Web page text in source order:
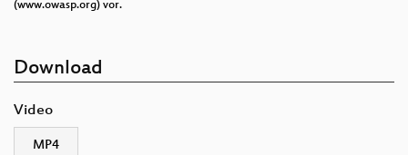
(www.owasp.org) vor.
Download
Video
MP4